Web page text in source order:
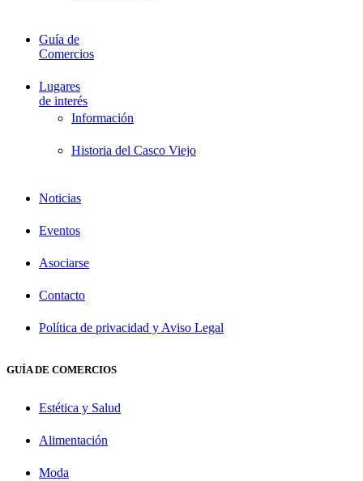
Guía de
Comercios
Lugares
de interés
Información
Historia del Casco Viejo
Noticias
Eventos
Asociarse
Contacto
Política de privacidad y Aviso Legal
GUÍA DE COMERCIOS
Estética y Salud
Alimentación
Moda